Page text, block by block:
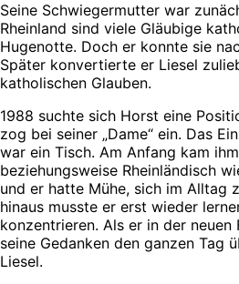
Seine Schwiegermutter war
Rheinland sind viele Gläubige
Hugenotte. Doch er konnte sie
Später konvertierte er Liesel
katholischen Glauben.
1988 suchte sich Horst eine
zog bei seiner „Dame“ ein. Das
war ein Tisch. Am Anfang kam
beziehungsweise Rheinländisch
und er hatte Mühe, sich im Alltag
hinaus musste er erst wieder
konzentrieren. Als er in der
seine Gedanken den ganzen Tag
Liesel.